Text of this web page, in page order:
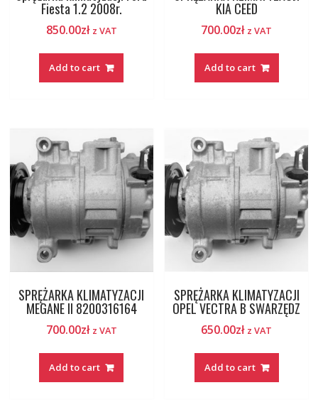
Fiesta 1.2 2008r.
850.00zł z VAT
Add to cart
KIA CEED
700.00zł z VAT
Add to cart
SPRĘŻARKA KLIMATYZACJI
MEGANE II 8200316164
700.00zł z VAT
Add to cart
SPRĘŻARKA KLIMATYZACJI
OPEL VECTRA B SWARZĘDZ
650.00zł z VAT
Add to cart